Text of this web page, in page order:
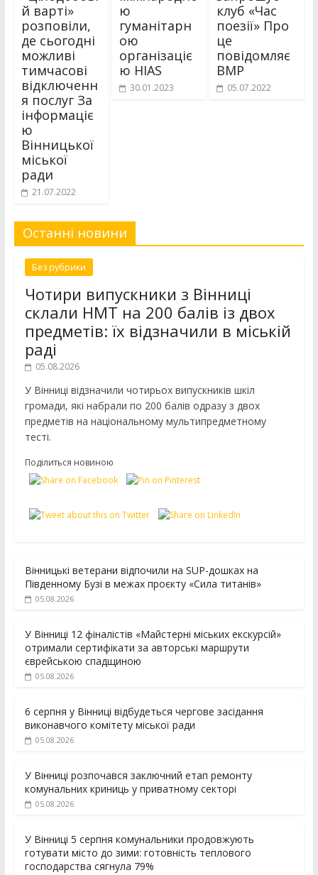
й варті»
розповіли,
де сьогодні
можливі
тимчасові
відключенн
я послуг За
інформаціє
ю
Вінницької
міської
ради
21.07.2022
ю
гуманітарн
ою
організаціє
ю HIAS
30.01.2023
клуб «Час
поезії» Про
це
повідомляє
ВМР
05.07.2022
Останні новини
Без рубрики
Чотири випускники з Вінниці
склали НМТ на 200 балів із двох
предметів: їх відзначили в міській
раді
05.08.2026
У Вінниці відзначили чотирьох випускників шкіл
громади, які набрали по 200 балів одразу з двох
предметів на національному мультипредметному
тесті.
Поділиться новиною
Вінницькі ветерани відпочили на SUP-дошках на
Південному Бузі в межах проєкту «Сила титанів»
05.08.2026
У Вінниці 12 фіналістів «Майстерні міських екскурсій»
отримали сертифікати за авторські маршрути
єврейською спадщиною
05.08.2026
6 серпня у Вінниці відбудеться чергове засідання
виконавчого комітету міської ради
05.08.2026
У Вінниці розпочався заключний етап ремонту
комунальних криниць у приватному секторі
05.08.2026
У Вінниці 5 серпня комунальники продовжують
готувати місто до зими: готовність теплового
господарства сягнула 79%